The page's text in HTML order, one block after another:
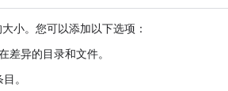
大小。您可以添加以下选项：
差异的目录和文件。
。